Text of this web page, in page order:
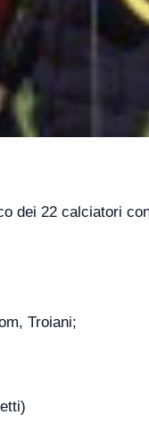
dei 22 calciatori
Troiani;